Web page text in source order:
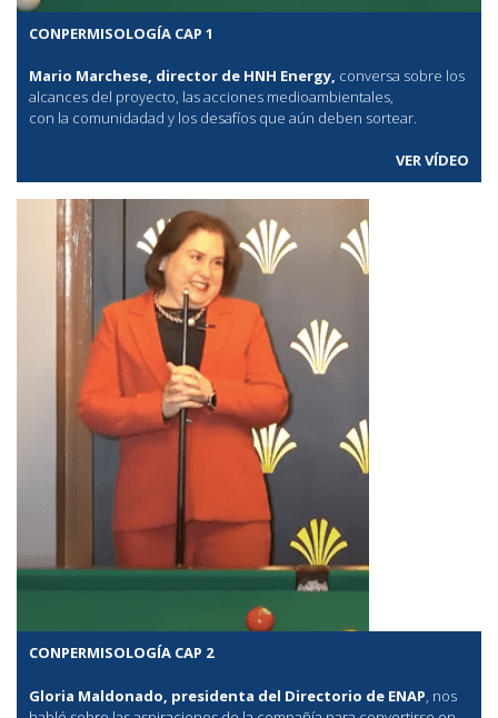
CONPERMISOLOGÍA CAP 1
Mario Marchese, director de HNH Energy, conversa sobre los
alcances del proyecto, las acciones medioambientales,
con la comunidadad y los desafíos que aún deben sortear.
VER VÍDEO
CONPERMISOLOGÍA CAP 2
Gloria Maldonado, presidenta del Directorio de ENAP , nos